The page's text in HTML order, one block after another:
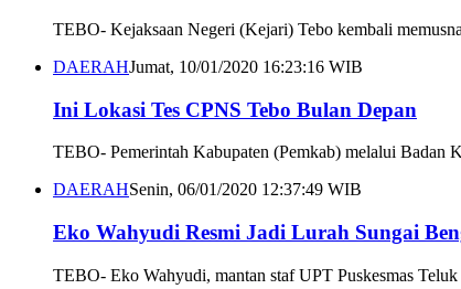
TEBO- Kejaksaan Negeri (Kejari) Tebo kembali
DAERAHJumat, 10/01/2020 16:23:16 WIB
Ini Lokasi Tes CPNS Tebo Bulan Depan
TEBO- Pemerintah Kabupaten (Pemkab) melalui Badan
DAERAHSenin, 06/01/2020 12:37:49 WIB
Eko Wahyudi Resmi Jadi Lurah Sungai
TEBO- Eko Wahyudi, mantan staf UPT Puskesmas